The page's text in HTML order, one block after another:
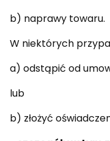
b) naprawy towaru.
W niektórych
a) odstąpić od
lub
b) złożyć